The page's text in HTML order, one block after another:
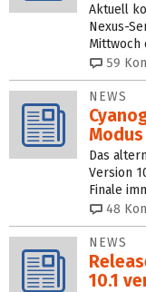
Aktuell
Nexus-
Mittwoch
59
NEWS
Modus
Das
Version
Finale
48
NEWS
10.1